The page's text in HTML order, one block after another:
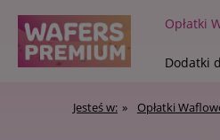
Opłatki
Dodatki
Jesteś w: » Opłatki